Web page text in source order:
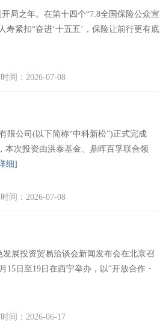
开局之年。在第十四个“7.8全国保险公众宣
寿紧扣“奋进‘十五五’，保险让前行更有底
间：2026-07-08
限公司(以下简称“中科新松”)正式完成
本次投资由洪泰基金、鼎晖百孚联合领
细]
间：2026-07-08
发展投资贸易洽谈会新闻发布会在北京召
15日至19日在西宁举办，以“开放合作・
间：2026-06-17